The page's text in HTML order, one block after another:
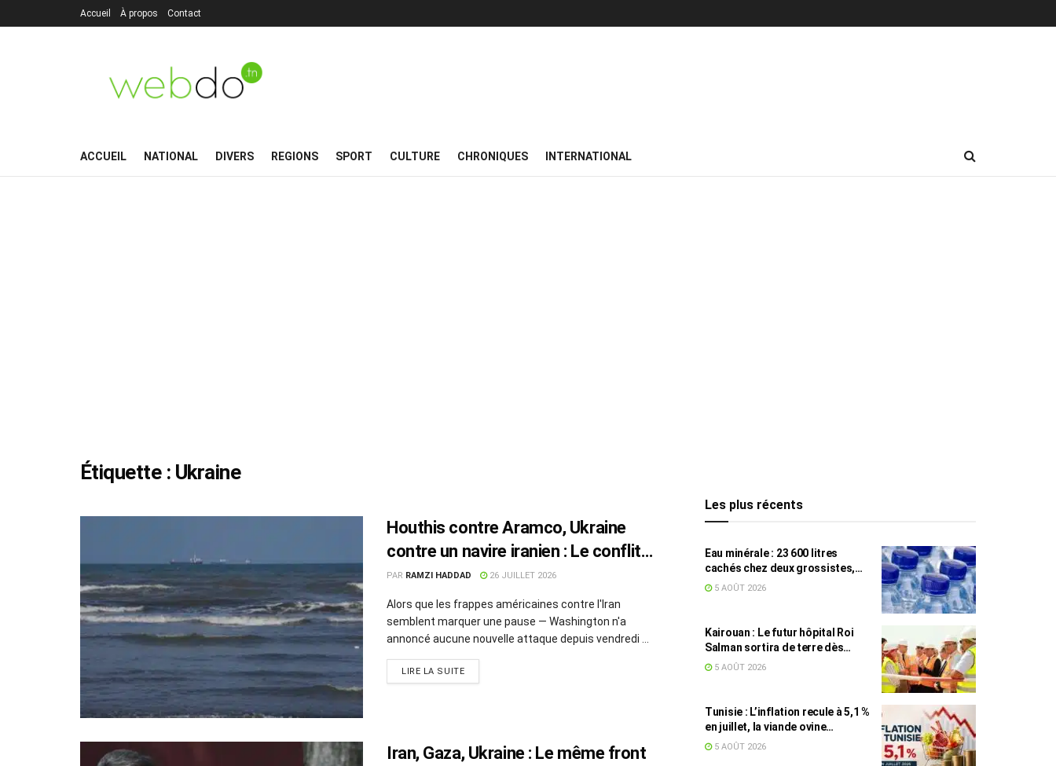
Accueil À propos Contact
ACCUEIL NATIONAL DIVERS REGIONS SPORT CULTURE CHRONIQUES INTERNATIONAL
Étiquette : Ukraine
Houthis contre Aramco, Ukraine
contre un navire iranien : Le conflit
s’étend sur deux fronts maritimes
PAR RAMZI HADDAD 26 JUILLET 2026
Alors que les frappes américaines contre l'Iran
semblent marquer une pause — Washington n'a
annoncé aucune nouvelle attaque depuis vendredi ...
LIRE LA SUITE
Iran, Gaza, Ukraine : Le même front
Les plus récents
Eau minérale : 23 600 litres
cachés chez deux grossistes,
les tensions persistent
5 AOÛT 2026
Kairouan : Le futur hôpital Roi
Salman sortira de terre dès
septembre
5 AOÛT 2026
Tunisie : L’inflation recule à 5,1 %
en juillet, la viande ovine
toujours en tête des hausses
5 AOÛT 2026